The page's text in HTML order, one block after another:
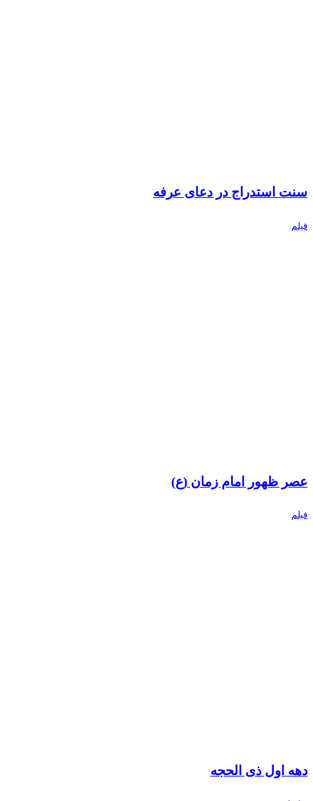
سنت استدراج در دعای عرفه
فیلم
عصر ظهور امام زمان (ع)
فیلم
دهه اول ذی الحجه